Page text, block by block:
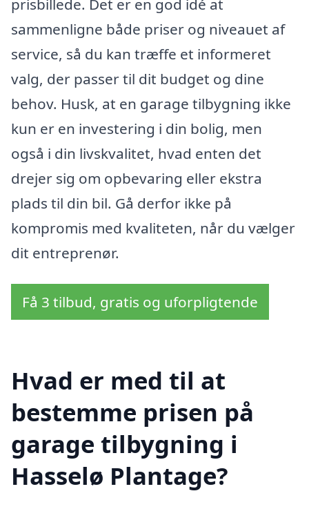
prisbillede. Det er en god idé at
sammenligne både priser og niveauet af
service, så du kan træffe et informeret
valg, der passer til dit budget og dine
behov. Husk, at en garage tilbygning ikke
kun er en investering i din bolig, men
også i din livskvalitet, hvad enten det
drejer sig om opbevaring eller ekstra
plads til din bil. Gå derfor ikke på
kompromis med kvaliteten, når du vælger
dit entreprenør.
Få 3 tilbud, gratis og uforpligtende
Hvad er med til at
bestemme prisen på
garage tilbygning i
Hasselø Plantage?